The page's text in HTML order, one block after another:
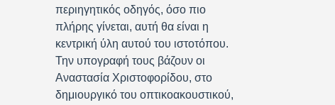
περιηγητικός οδηγός, όσο πιο
πλήρης γίνεται, αυτή θα είναι η
κεντρική ύλη αυτού του ιστοτόπου.
Την υπογραφή τους βάζουν οι
Αναστασία Χριστοφορίδου, στο
δημιουργικό του οπτικοακουστικού,